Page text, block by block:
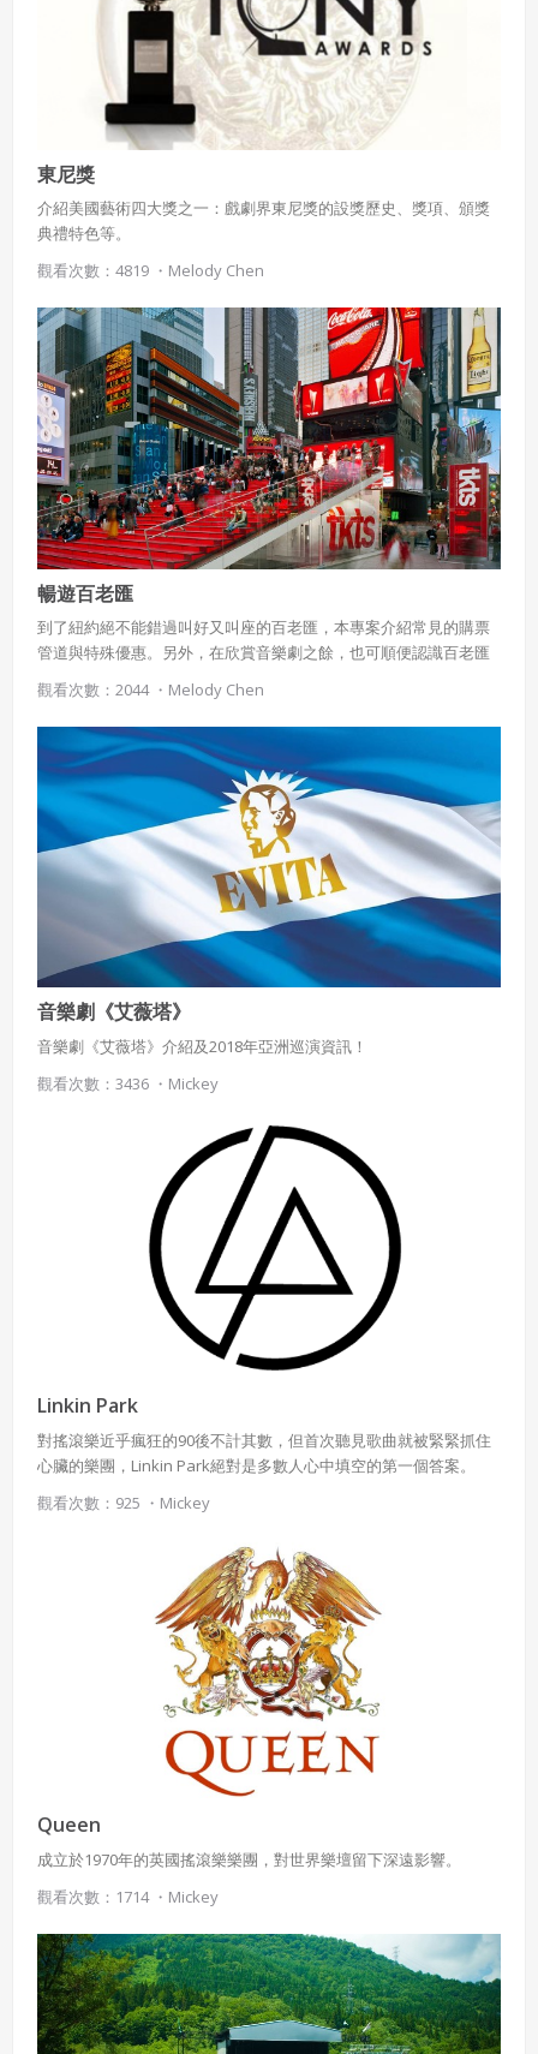
東尼獎
介紹美國藝術四大獎之一：戲劇界東尼獎的設獎歷史、獎項、頒獎
典禮特色等。
觀看次數：4819 ・ Melody Chen
暢遊百老匯
到了紐約絕不能錯過叫好又叫座的百老匯，本專案介紹常見的購票
管道與特殊優惠。另外，在欣賞音樂劇之餘，也可順便認識百老匯
週邊的知名景點！
觀看次數：2044 ・ Melody Chen
音樂劇《艾薇塔》
音樂劇《艾薇塔》介紹及2018年亞洲巡演資訊！
觀看次數：3436 ・ Mickey
Linkin Park
對搖滾樂近乎瘋狂的90後不計其數，但首次聽見歌曲就被緊緊抓住
心臟的樂團，Linkin Park絕對是多數人心中填空的第一個答案。
觀看次數：925 ・ Mickey
Queen
成立於1970年的英國搖滾樂樂團，對世界樂壇留下深遠影響。
觀看次數：1714 ・ Mickey
還沒有註冊帳號嗎？點擊 立刻註冊
會員得於本系統內使用授權內容，除經著作權人有標示採取
創用CC授權或其他授權者，會員不得重製、轉載、散布或類
似方法流通授權內容。
本系統防盜拷措施或類似措施，會員不得予以破解、破壞或
以其他方法規避。
會員使用本系統之費用，由吉寶系統公司定之並按月收取。
吉寶系統公司得不定期公告與調整費用。
四、會員授權
會員享有其創作之衍生著作的著作權，但會員同意吉寶系統
利。
本條約定不因本合約終止而失效。
五、聲明保證
會員聲明並保證會員於使用本系統時創作、上傳或張貼的著
作物，會員享有所有權或經合法授權。
如會員違反前項約定致吉寶系統公司遭追訴、請求或求償
者，吉寶系統公司應立即通知會員，必要時本系統得移除爭
議內容。會員應協助相關程序並負擔吉寶系統公司因此所生
支出（包括律師費用）、損害及損失。
六、終止
會員違反本合約或本系統任一規定者，吉寶系統公司得終止
本合約。
償或賠償。
七、合意管轄
雙方合意專以臺灣臺北地方法院為第一審管轄法
院。